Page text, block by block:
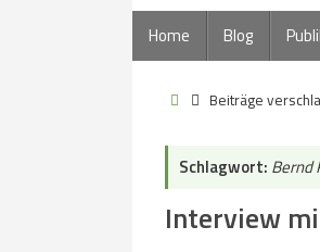
Inhalt
springen
Home Blog
StartBeiträge
Schlagwort: Bernd
Interview